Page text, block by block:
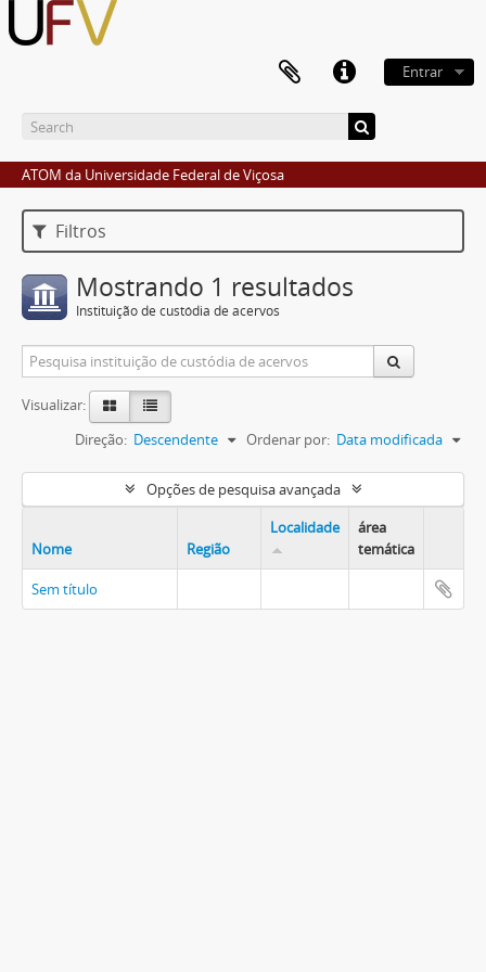
Entrar
ATOM da Universidade Federal de Viçosa
Filtros
Mostrando 1 resultados
Instituição de custódia de acervos
Visualizar:
Ordenar por: Data modificada
Direção: Descendente
Opções de pesquisa avançada
Nome Região
Localidade
área
temática
Sem título